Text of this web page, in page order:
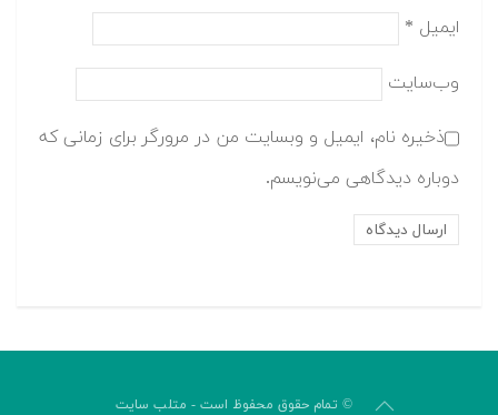
ایمیل *
وب‌سایت
ذخیره نام، ایمیل و وبسایت من در مرورگر برای زمانی که
دوباره دیدگاهی می‌نویسم.
© تمام حقوق محفوظ است - متلب سایت